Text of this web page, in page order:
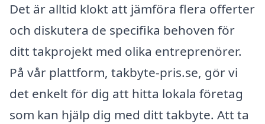
Det är alltid klokt att jämföra flera offerter
och diskutera de specifika behoven för
ditt takprojekt med olika entreprenörer.
På vår plattform, takbyte-pris.se, gör vi
det enkelt för dig att hitta lokala företag
som kan hjälp dig med ditt takbyte. Att ta